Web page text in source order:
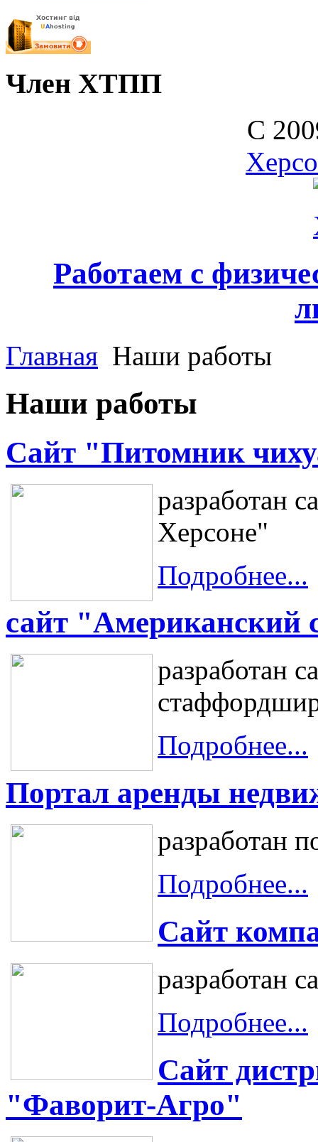
Член ХТПП
С
Работаем с
Главная Наши работы
Наши работы
Cайт "Питомник
разработан
Херсоне"
Подробнее...
сайт "Американский
разработан
Подробнее...
Портал аренды
разработан
Подробнее...
Сайт
разработан
Подробнее...
Сайт
"Фаворит-Агро"